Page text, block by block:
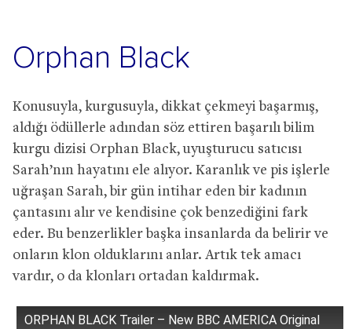
Orphan Black
Konusuyla, kurgusuyla, dikkat çekmeyi başarmış,
aldığı ödüllerle adından söz ettiren başarılı bilim
kurgu dizisi Orphan Black, uyuşturucu satıcısı
Sarah’nın hayatını ele alıyor. Karanlık ve pis işlerle
uğraşan Sarah, bir gün intihar eden bir kadının
çantasını alır ve kendisine çok benzediğini fark
eder. Bu benzerlikler başka insanlarda da belirir ve
onların klon olduklarını anlar. Artık tek amacı
vardır, o da klonları ortadan kaldırmak.
ORPHAN BLACK Trailer – New BBC AMERICA Original